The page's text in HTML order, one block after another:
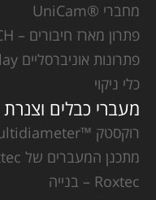
מחברי ®UniCam
פתרון מארז חיבורים – CCH
פתרונות אוניברסליים Plug & Play
כלי ניקוי
מעברי כבלים וצנרת Roxtec
רוקסטק ™Multidiameter
מתכנן המעברים של Roxtec
Roxtec – בנייה